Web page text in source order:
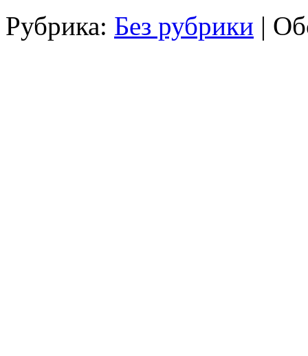
Рубрика: Без рубрики |